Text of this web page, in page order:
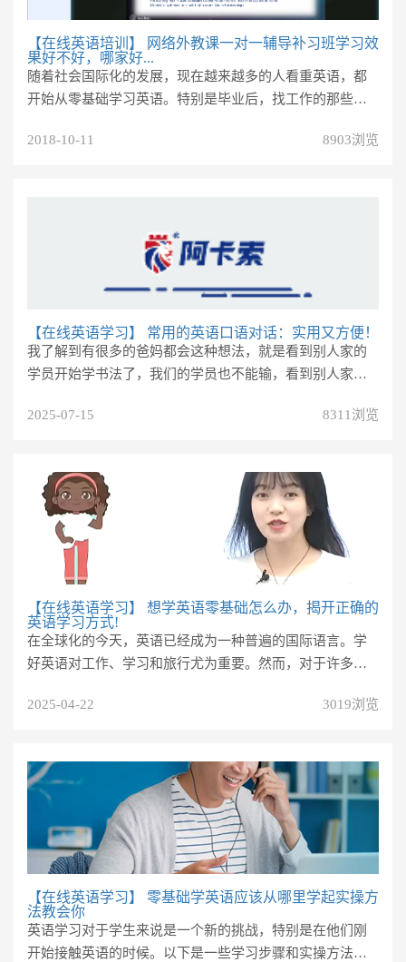
【在线英语培训】
网络外教课一对一辅导补习班学习效
果好不好，哪家好...
随着社会国际化的发展，现在越来越多的人看重英语，都
开始从零基础学习英语。特别是毕业后，找工作的那些
2018-10-11
8903浏览
【在线英语学习】 常用的英语口语对话：实用又方便！
我了解到有很多的爸妈都会这种想法，就是看到别人家的
学员开始学书法了，我们的学员也不能输，看到别人家的
2025-07-15
8311浏览
【在线英语学习】
想学英语零基础怎么办，揭开正确的
英语学习方式!
在全球化的今天，英语已经成为一种普遍的国际语言。学
好英语对工作、学习和旅行尤为重要。然而，对于许多零
2025-04-22
3019浏览
【在线英语学习】
零基础学英语应该从哪里学起实操方
法教会你
英语学习对于学生来说是一个新的挑战，特别是在他们刚
开始接触英语的时候。以下是一些学习步骤和实操方法，